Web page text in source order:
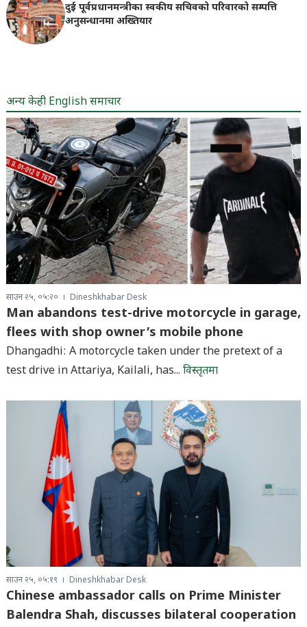
दुई पूर्वप्रधानमन्त्रीका स्वकीय सचिवको परिवारको सम्पत्ति
अनुसन्धानमा अख्तियार
अन्य केही English समाचार
साउन २५, ०५:२० Dineshkhabar Desk
Man abandons test-drive motorcycle in garage,
flees with shop owner’s mobile phone
Dhangadhi: A motorcycle taken under the pretext of a
test drive in Attariya, Kailali, has... विस्तृतमा
साउन २५, ०५:१९ Dineshkhabar Desk
Chinese ambassador calls on Prime Minister
Balendra Shah, discusses bilateral cooperation